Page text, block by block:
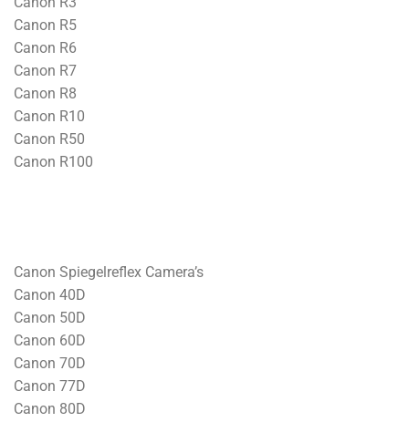
Canon R5
Canon R6
Canon R7
Canon R8
Canon R10
Canon R50
Canon R100
Canon Spiegelreflex Camera’s
Canon 40D
Canon 50D
Canon 60D
Canon 70D
Canon 77D
Canon 80D